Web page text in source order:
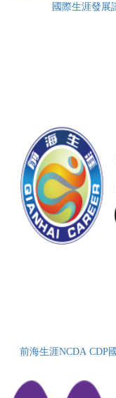
國際生涯發展
前海生涯NCDA CDP